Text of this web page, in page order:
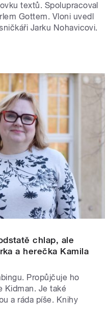
textů. Spolupracoval
Gottem. Vloni uvedl
Jarku Nohavicovi.
chlap, ale
a herečka Kamila
Propůjčuje ho
Kidman. Je také
a ráda píše. Knihy